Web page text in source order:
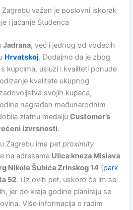
važan je poslovni iskorak
i jačanje Studenca
Jadrana, već i jednog od vodećih
Hrvatskoj. Dodajmo da je zbog
kupcima, usluzi i kvaliteti ponude
kvalitete ukupnog
svojih kupaca,
nagrađen međunarodnim
zlatnu medalju Customer’s
izvrsnosti.
Zagrebu ima pet proximity
na adresama Ulica kneza Mislava
Nikole Šubića Zrinskog 14(park
52. Uz ovih pet, uskoro će im se
jer do kraja godine planiraju se
Više informacija o radim